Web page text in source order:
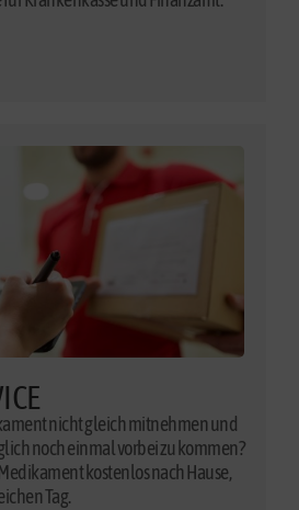
nicht gleich mitnehmen und
noch einmal vorbei zu kommen?
kostenlos nach Hause,
Tag.